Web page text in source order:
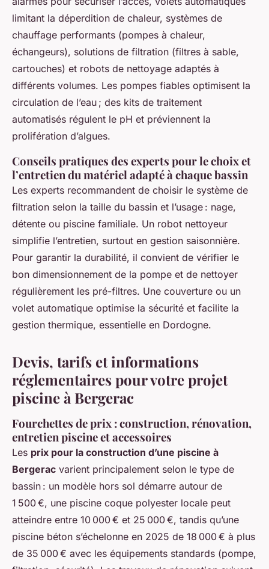
limitant la déperdition de chaleur, systèmes de
chauffage performants (pompes à chaleur,
échangeurs), solutions de filtration (filtres à sable,
cartouches) et robots de nettoyage adaptés à
différents volumes. Les pompes fiables optimisent la
circulation de l’eau ; des kits de traitement
automatisés régulent le pH et préviennent la
prolifération d’algues.
Conseils pratiques des experts pour le choix et
l’entretien du matériel adapté à chaque bassin
Les experts recommandent de choisir le système de
filtration selon la taille du bassin et l’usage : nage,
détente ou piscine familiale. Un robot nettoyeur
simplifie l’entretien, surtout en gestion saisonnière.
Pour garantir la durabilité, il convient de vérifier le
bon dimensionnement de la pompe et de nettoyer
régulièrement les pré-filtres. Une couverture ou un
volet automatique optimise la sécurité et facilite la
gestion thermique, essentielle en Dordogne.
Devis, tarifs et informations
réglementaires pour votre projet
piscine à Bergerac
Fourchettes de prix : construction, rénovation,
entretien piscine et accessoires
Les prix pour la construction d’une piscine à
Bergerac varient principalement selon le type de
bassin : un modèle hors sol démarre autour de
1 500 €, une piscine coque polyester locale peut
atteindre entre 10 000 € et 25 000 €, tandis qu’une
piscine béton s’échelonne en 2025 de 18 000 € à plus
de 35 000 € avec les équipements standards (pompe,